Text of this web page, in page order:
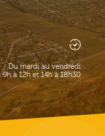
Du mardi au vendredi
9h à 12h et 14h à 18h30